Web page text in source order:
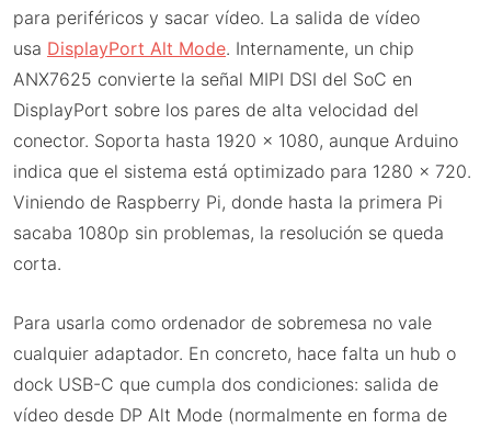
para periféricos y sacar vídeo. La salida de vídeo
usa DisplayPort Alt Mode. Internamente, un chip
ANX7625 convierte la señal MIPI DSI del SoC en
DisplayPort sobre los pares de alta velocidad del
conector. Soporta hasta 1920 x 1080, aunque Arduino
indica que el sistema está optimizado para 1280 x 720.
Viniendo de Raspberry Pi, donde hasta la primera Pi
sacaba 1080p sin problemas, la resolución se queda
corta.
Para usarla como ordenador de sobremesa no vale
cualquier adaptador. En concreto, hace falta un hub o
dock USB-C que cumpla dos condiciones: salida de
vídeo desde DP Alt Mode (normalmente en forma de